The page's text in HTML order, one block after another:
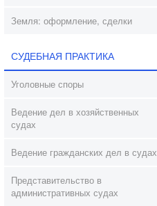
Земля: оформление, сделки
СУДЕБНАЯ ПРАКТИКА
Уголовные споры
Ведение дел в хозяйственных
судах
Ведение гражданских дел в судах
Представительство в
административных судах